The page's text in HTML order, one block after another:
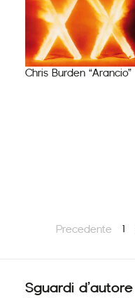
Chris Burden “Arancio”
Precedente 1
Sguardi d’autore